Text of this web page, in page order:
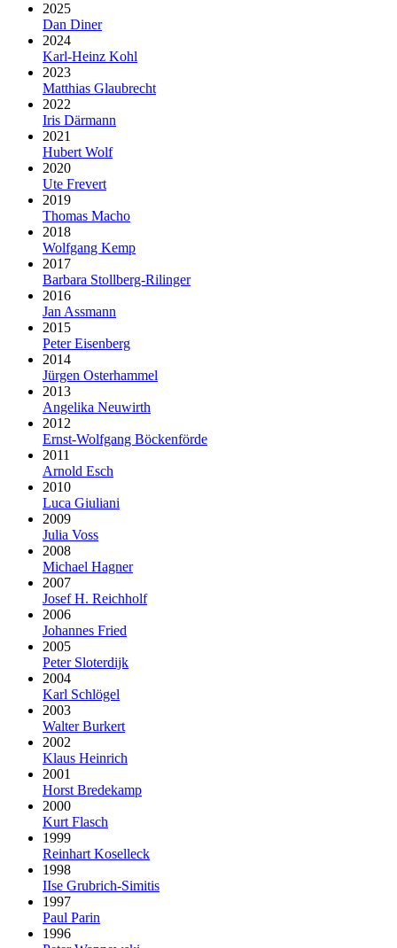
2025
Dan Diner
2024
Karl-Heinz Kohl
2023
Matthias Glaubrecht
2022
Iris Därmann
2021
Hubert Wolf
2020
Ute Frevert
2019
Thomas Macho
2018
Wolfgang Kemp
2017
Barbara Stollberg-Rilinger
2016
Jan Assmann
2015
Peter Eisenberg
2014
Jürgen Osterhammel
2013
Angelika Neuwirth
2012
Ernst-Wolfgang Böckenförde
2011
Arnold Esch
2010
Luca Giuliani
2009
Julia Voss
2008
Michael Hagner
2007
Josef H. Reichholf
2006
Johannes Fried
2005
Peter Sloterdijk
2004
Karl Schlögel
2003
Walter Burkert
2002
Klaus Heinrich
2001
Horst Bredekamp
2000
Kurt Flasch
1999
Reinhart Koselleck
1998
IIse Grubrich-Simitis
1997
Paul Parin
1996